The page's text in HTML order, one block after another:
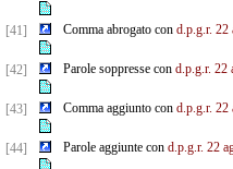
[41] Comma abrogato con d.p.g.r. 22
[42] Parole soppresse con d.p.g.r. 22
[43] Comma aggiunto con d.p.g.r. 22
[44] Parole aggiunte con d.p.g.r. 22